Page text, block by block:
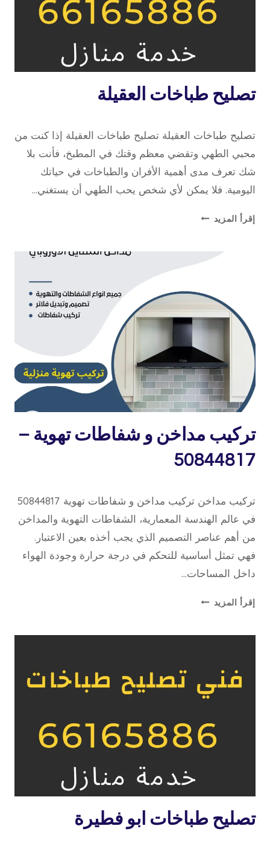
خدمة
منازل
تصليح طباخات العقيلة
repaircookers
تصليح طباخات العقيلة تصليح طباخات العقيلة إذا كنت من
محبي الطهي وتقضي معظم وقتك في المطبخ، فأنت بلا
شك تعرف مدى أهمية الأفران والطباخات في حياتك
اليومية. فلا يمكن لأي شخص يحب الطهي أن يستغني…
إقرأ المزيد تصليح
تركيب
مداخن
تركيب مداخن و شفاطات تهوية –
50844817
repaircookers
تركيب مداخن تركيب مداخن و شفاطات تهوية 50844817
في عالم الهندسة المعمارية، الشفاطات التهوية والمداخن
من أهم عناصر التصميم الذي يجب أخذه بعين الاعتبار.
فهي تمثل أساسية للتحكم في درجة حرارة وجودة الهواء
داخل المساحات…
إقرأ المزيد تركيب
50844817
طباخات
تصليح طباخات ابو فطيرة